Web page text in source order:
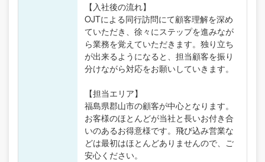
【入社後の流れ】
OJTによる同行訪問にて顧客理解を深め
ていただき、徐々にステップを進みなが
ら業務を覚えていただきます。独り立ち
が出来るようになると、担当顧客を振り
分けながら対応をお願いしていきます。
【担当エリア】
福島県郡山市の顧客が中心となります。
お客様のほとんどが当社と長いお付き合
いのあるお得意様です。飛び込み営業な
どは最初はほとんどありませんので、ご
安心ください。